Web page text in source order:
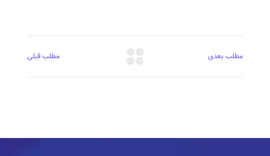
مطلب قبلی مطلب بعدی